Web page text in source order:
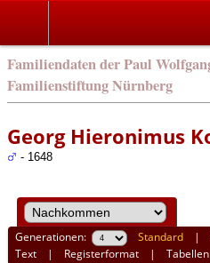
Familiendaten der Paul
Familienstiftung Nürnberg
Georg Hieronimus
- 1648
Generationen: Standard |
Text | Registerformat |Tabellen